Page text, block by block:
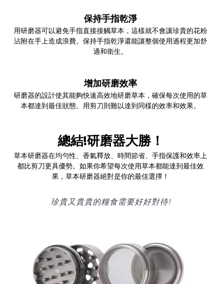
保持手指乾淨
用研磨器可以避免手指直接接觸草本，這樣就不會讓珍貴的花粉
沾附在手上造成浪費。保持手指乾淨還能讓整個使用過程更加舒
適和衛生。
增加研磨效率
研磨器的設計使其能夠快速高效地研磨草本，確保每次使用的草
本都達到最佳狀態。用剪刀則難以達到同樣的效率和效果。
總結!研磨器大勝！
草本研磨器在均勻性、香氣釋放、時間節省、手指保護和效率上
都比剪刀更具優勢。如果你希望每次使用草本都能達到最佳效
果，草本研磨器絕對是你的最佳選擇！
珍貴又貴貴的糧食需要好好對待!